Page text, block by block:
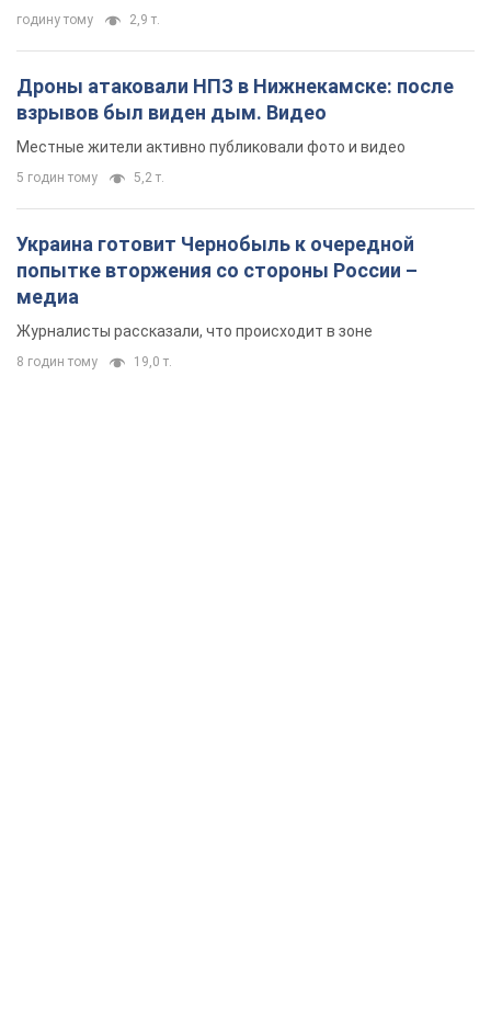
годину тому 2,9 т.
Дроны атаковали НПЗ в Нижнекамске: после
взрывов был виден дым. Видео
Местные жители активно публиковали фото и видео
5 годин тому 5,2 т.
Украина готовит Чернобыль к очередной
попытке вторжения со стороны России –
медиа
Журналисты рассказали, что происходит в зоне
8 годин тому 19,0 т.